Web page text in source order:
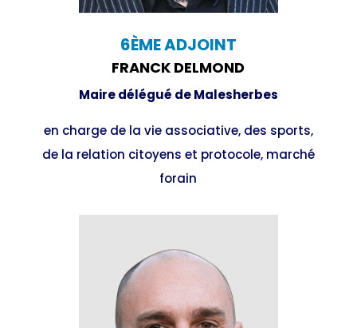
6ÈME ADJOINT
FRANCK DELMOND
Maire délégué de Malesherbes
en charge de la vie associative, des sports,
de la relation citoyens et protocole, marché
forain